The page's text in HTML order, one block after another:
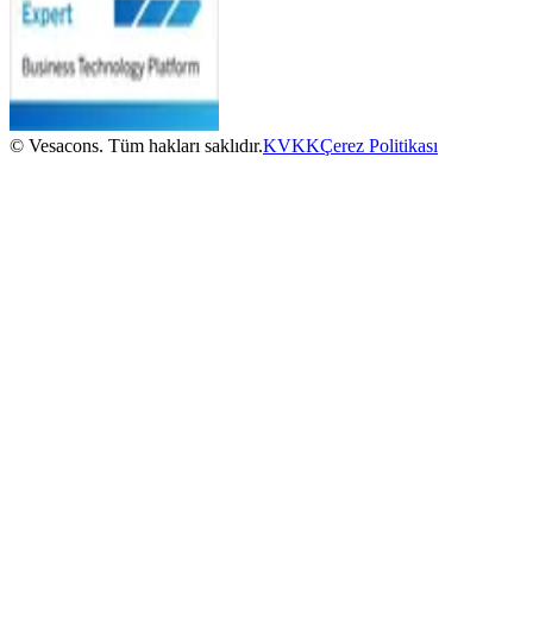
© Vesacons. Tüm hakları saklıdır.KVKKÇerez Politikası